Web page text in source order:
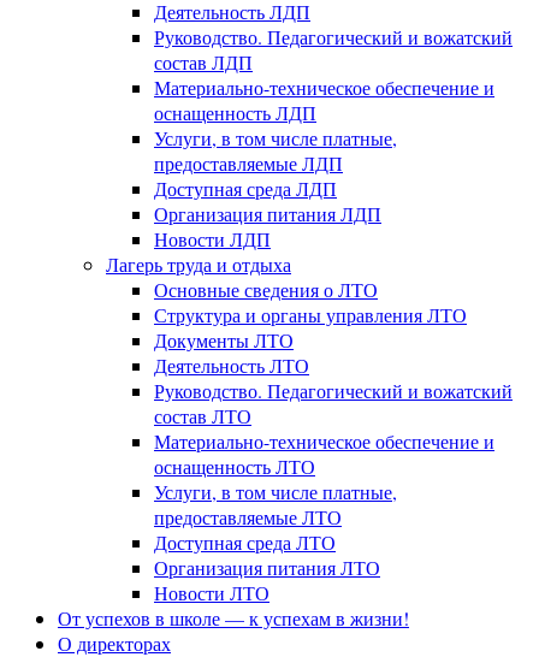
Деятельность ЛДП
Руководство. Педагогический и вожатский
состав ЛДП
Материально-техническое обеспечение и
оснащенность ЛДП
Услуги, в том числе платные,
предоставляемые ЛДП
Доступная среда ЛДП
Организация питания ЛДП
Новости ЛДП
Лагерь труда и отдыха
Основные сведения о ЛТО
Структура и органы управления ЛТО
Документы ЛТО
Деятельность ЛТО
Руководство. Педагогический и вожатский
состав ЛТО
Материально-техническое обеспечение и
оснащенность ЛТО
Услуги, в том числе платные,
предоставляемые ЛТО
Доступная среда ЛТО
Организация питания ЛТО
Новости ЛТО
От успехов в школе — к успехам в жизни!
О директорах